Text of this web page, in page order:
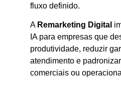
fluxo definido.
A Remarketing Digital
IA para empresas que
produtividade, reduzir
atendimento e
comerciais ou